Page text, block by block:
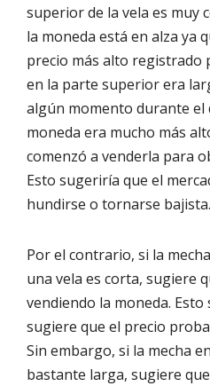
superior de la vela es muy
la moneda está en alza ya
precio más alto registrado
en la parte superior era
algún momento durante el
moneda era mucho más
comenzó a venderla para
Esto sugeriría que el
hundirse o tornarse bajista.
Por el contrario, si la
una vela es corta, sugiere
vendiendo la moneda.
sugiere que el precio
Sin embargo, si la mecha
bastante larga, sugiere